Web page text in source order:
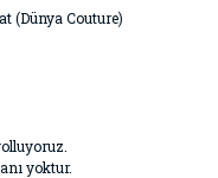
(Dünya Couture)
yoktur.